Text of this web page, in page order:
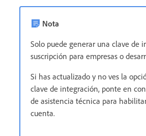
Nota
Solo puede generar una clave de
suscripción para empresas o
Si has actualizado y no ves la
clave de integración, ponte en
de asistencia técnica para
cuenta.